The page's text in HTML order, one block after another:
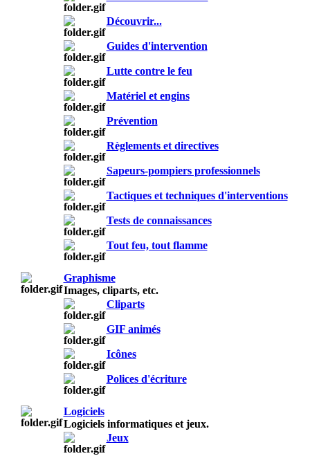
Découvrir...
Guides d'intervention
Lutte contre le feu
Matériel et engins
Prévention
Règlements et directives
Sapeurs-pompiers professionnels
Tactiques et techniques d'interventions
Tests de connaissances
Tout feu, tout flamme
Graphisme
Images, cliparts, etc.
Cliparts
GIF animés
Icônes
Polices d'écriture
Logiciels
Logiciels informatiques et jeux.
Jeux